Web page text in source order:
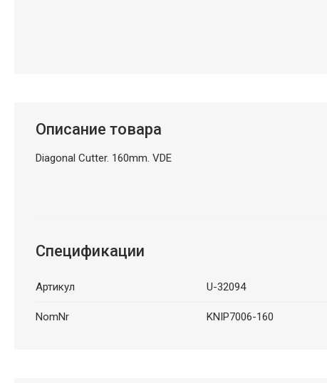
Описание товара
Diagonal Cutter. 160mm. VDE
Спецификации
Артикул U-32094
NomNr KNIP7006-160